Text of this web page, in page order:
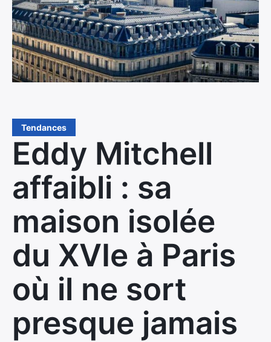
Tendances
Eddy Mitchell
affaibli : sa
maison isolée
du XVIe à Paris
où il ne sort
presque jamais